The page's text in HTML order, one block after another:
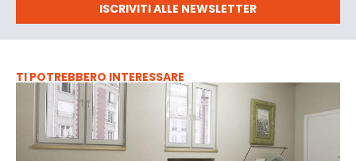
ISCRIVITI ALLE NEWSLETTER
TI POTREBBERO INTERESSARE